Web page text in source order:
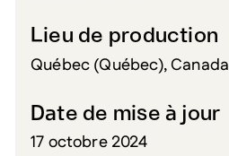
Lieu de production
Québec (Québec), Canada
Date de mise à jour
17 octobre 2024